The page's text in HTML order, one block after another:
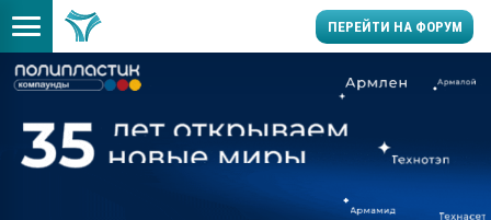
ПЕРЕЙТИ НА ФОРУМ
универсальны, что
умельцы изготовили
Продажа готового